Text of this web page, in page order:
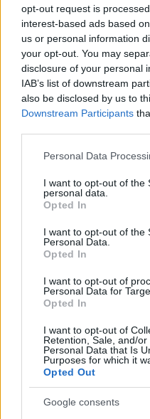
opt-out request is
interest-based ads based
us or personal information
your opt-out. You may
disclosure of your personal
IAB’s list of downstream
also be disclosed by us to
Downstream Participants
Please note that this
not limited to your visit or
grant or deny consent to
use your data for below
consent section.
Personal Data
I want to opt-out of the
personal data.
Opted In
I want to opt-out of the
Personal Data.
Opted In
I want to opt-out of
Personal Data for
Opted In
I want to opt-out of
Retention, Sale, and/
Personal Data that Is
Purposes for which it
Opted Out
Google consents
Continua a